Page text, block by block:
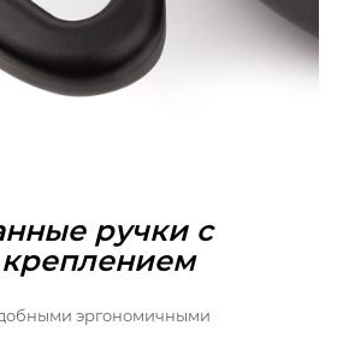
ручки с
эргономичными